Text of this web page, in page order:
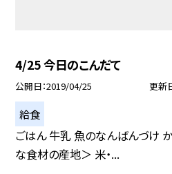
4/25 今日のこんだて
公開日 2019/04/25 更新
給食
ごはん 牛乳 魚のなんばんづけ
な食材の産地＞ 米・...